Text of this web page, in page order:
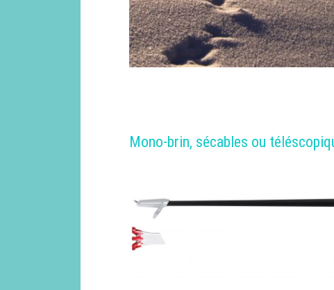
Mono-brin, sécables ou